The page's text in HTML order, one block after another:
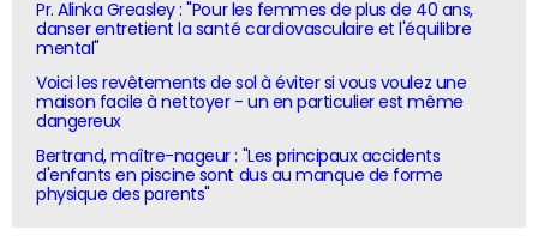
Pr. Alinka Greasley : "Pour les femmes de plus de 40 ans,
danser entretient la santé cardiovasculaire et l'équilibre
mental"
Voici les revêtements de sol à éviter si vous voulez une
maison facile à nettoyer - un en particulier est même
dangereux
Bertrand, maître-nageur : "Les principaux accidents
d'enfants en piscine sont dus au manque de forme
physique des parents"